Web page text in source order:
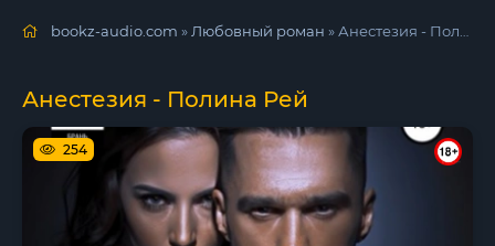
bookz-audio.com » Любовный роман » Анестезия - Полина Рей
Анестезия - Полина Рей
254